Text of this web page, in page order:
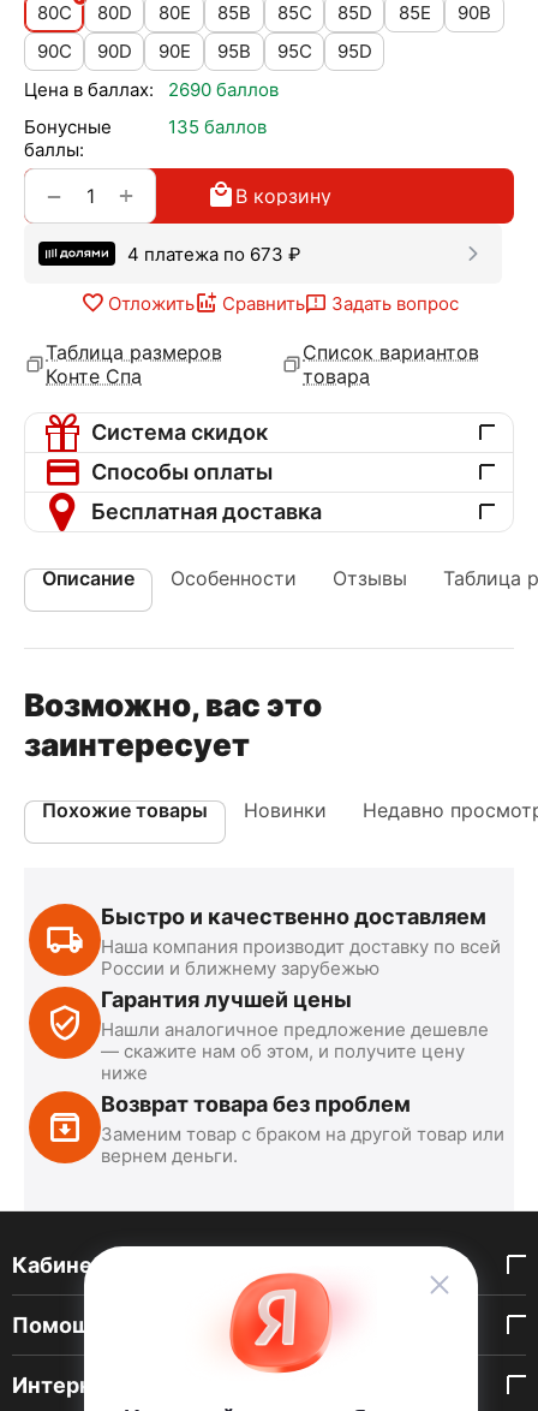
80C
80D 80E 85B 85C 85D 85E
90B
90C
90D 90E 95B 95C
95D
Цена в баллах:
2690 баллов
Бонусные
баллы:
135 баллов
+
− В корзину
4 платежа по 673 ₽
Отложить Сравнить Задать вопрос
Таблица размеров
Конте Спа
Список вариантов
товара
Система скидок
Способы оплаты
Бесплатная доставка
Описание Особенности Отзывы Таблица
Возможно, вас это
заинтересует
Похожие товары Новинки Недавно
Быстро и качественно доставляем
Наша компания производит доставку по всей
России и ближнему зарубежью
Гарантия лучшей цены
Нашли аналогичное предложение дешевле
— скажите нам об этом, и получите цену
ниже
Возврат товара без проблем
Заменим товар с браком на другой товар или
вернем деньги.
Кабинет покупателя
Помощь покупателю
Интернет-магазин